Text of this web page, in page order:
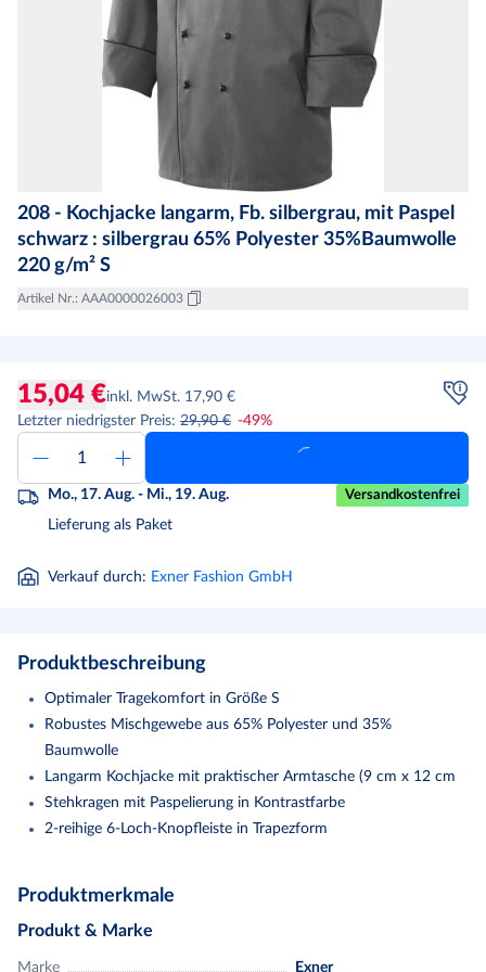
208 - Kochjacke langarm, Fb. silbergrau, mit Paspel
schwarz : silbergrau 65% Polyester 35%Baumwolle
220 g/m² S
Artikel Nr.: AAA0000026003
15,04 €inkl. MwSt. 17,90 €
Letzter niedrigster Preis: 29,90 € -49%
Mo., 17. Aug. - Mi., 19. Aug. Versandkostenfrei
Lieferung als Paket
Verkauf durch: Exner Fashion GmbH
Produktbeschreibung
Optimaler Tragekomfort in Größe S
Robustes Mischgewebe aus 65% Polyester und 35%
Baumwolle
Langarm Kochjacke mit praktischer Armtasche (9 cm x 12 cm
Stehkragen mit Paspelierung in Kontrastfarbe
2-reihige 6-Loch-Knopfleiste in Trapezform
2-reihig.
6-Loch-Knopfreihe.
Produktmerkmale
Produkt & Marke
Marke Exner